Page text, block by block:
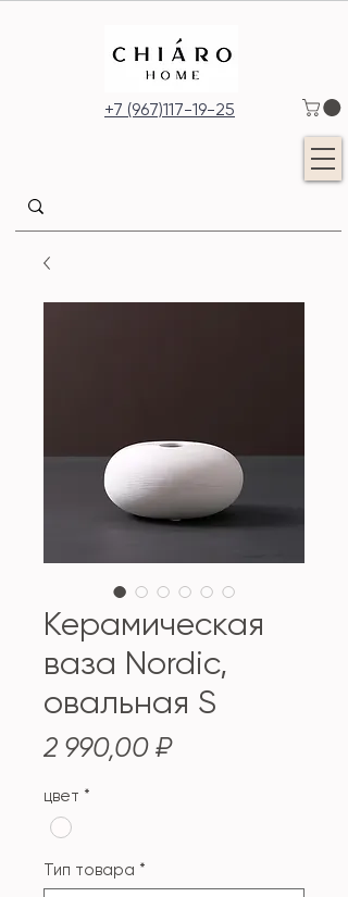
+7 (967)117-19-25
Керамическая
ваза Nordic,
овальная S
2 990,00 ₽Цена
цвет *
Тип товара *